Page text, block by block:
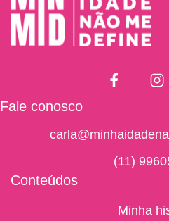
Fale conosco
(11)
Conteúdos
Minha